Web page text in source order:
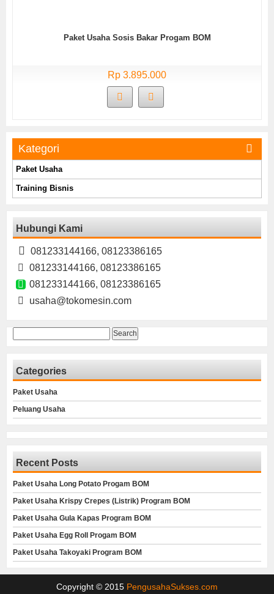
Paket Usaha Sosis Bakar Progam BOM
Rp 3.895.000
Kategori
Paket Usaha
Training Bisnis
Hubungi Kami
081233144166, 08123386165
081233144166, 08123386165
081233144166, 08123386165
usaha@tokomesin.com
for:
Categories
Paket Usaha
Peluang Usaha
Recent Posts
Paket Usaha Long Potato Progam BOM
Paket Usaha Krispy Crepes (Listrik) Program BOM
Paket Usaha Gula Kapas Program BOM
Paket Usaha Egg Roll Progam BOM
Paket Usaha Takoyaki Program BOM
Copyright © 2015 PengusahaSukses.com